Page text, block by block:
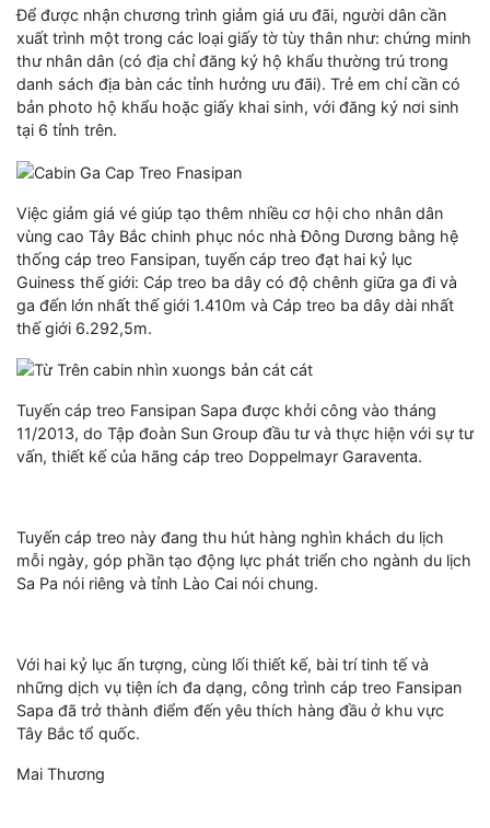
Để được nhận chương trình giảm giá ưu đãi, người dân cần
xuất trình một trong các loại giấy tờ tùy thân như: chứng minh
thư nhân dân (có địa chỉ đăng ký hộ khẩu thường trú trong
danh sách địa bàn các tỉnh hưởng ưu đãi). Trẻ em chỉ cần có
bản photo hộ khẩu hoặc giấy khai sinh, với đăng ký nơi sinh
tại 6 tỉnh trên.
Việc giảm giá vé giúp tạo thêm nhiều cơ hội cho nhân dân
vùng cao Tây Bắc chinh phục nóc nhà Đông Dương bằng hệ
thống cáp treo Fansipan, tuyến cáp treo đạt hai kỷ lục
Guiness thế giới: Cáp treo ba dây có độ chênh giữa ga đi và
ga đến lớn nhất thế giới 1.410m và Cáp treo ba dây dài nhất
thế giới 6.292,5m.
Tuyến cáp treo Fansipan Sapa được khởi công vào tháng
11/2013, do Tập đoàn Sun Group đầu tư và thực hiện với sự tư
vấn, thiết kế của hãng cáp treo Doppelmayr Garaventa.
Tuyến cáp treo này đang thu hút hàng nghìn khách du lịch
mỗi ngày, góp phần tạo động lực phát triển cho ngành du lịch
Sa Pa nói riêng và tỉnh Lào Cai nói chung.
Với hai kỷ lục ấn tượng, cùng lối thiết kế, bài trí tinh tế và
những dịch vụ tiện ích đa dạng, công trình cáp treo Fansipan
Sapa đã trở thành điểm đến yêu thích hàng đầu ở khu vực
Tây Bắc tổ quốc.
Mai Thương